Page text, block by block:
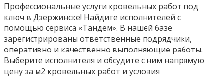
Профессиональные услуги кровельных работ под
ключ в Дзержинске! Найдите исполнителей с
помощью сервиса «Тандем». В нашей базе
зарегистрированы ответственные подрядчики,
оперативно и качественно выполняющие работы.
Выберите исполнителя и обсудите с ним напрямую
цену за м2 кровельных работ и условия